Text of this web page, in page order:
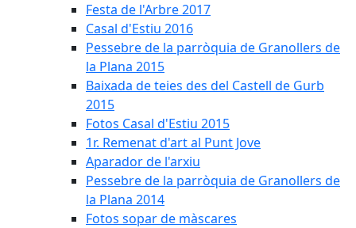
Festa de l'Arbre 2017
Casal d'Estiu 2016
Pessebre de la parròquia de Granollers de
la Plana 2015
Baixada de teies des del Castell de Gurb
2015
Fotos Casal d'Estiu 2015
1r. Remenat d'art al Punt Jove
Aparador de l'arxiu
Pessebre de la parròquia de Granollers de
la Plana 2014
Fotos sopar de màscares